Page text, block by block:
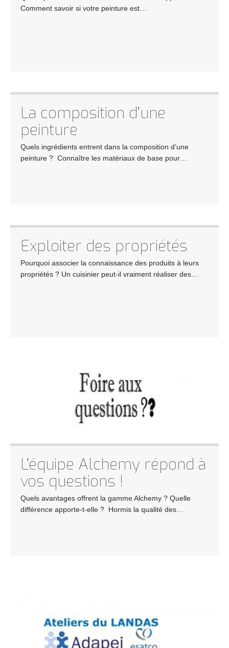
Comment savoir si votre peinture est…
La composition d’une
peinture
Quels ingrédients entrent dans la composition d’une
peinture ? Connaître les matériaux de base pour…
Exploiter des propriétés
Pourquoi associer la connaissance des produits à leurs
propriétés ? Un cuisinier peut-il vraiment réaliser des…
L’équipe Alchemy répond à
vos questions !
Quels avantages offrent la gamme Alchemy ? Quelle
différence apporte-t-elle ? Hormis la qualité des…